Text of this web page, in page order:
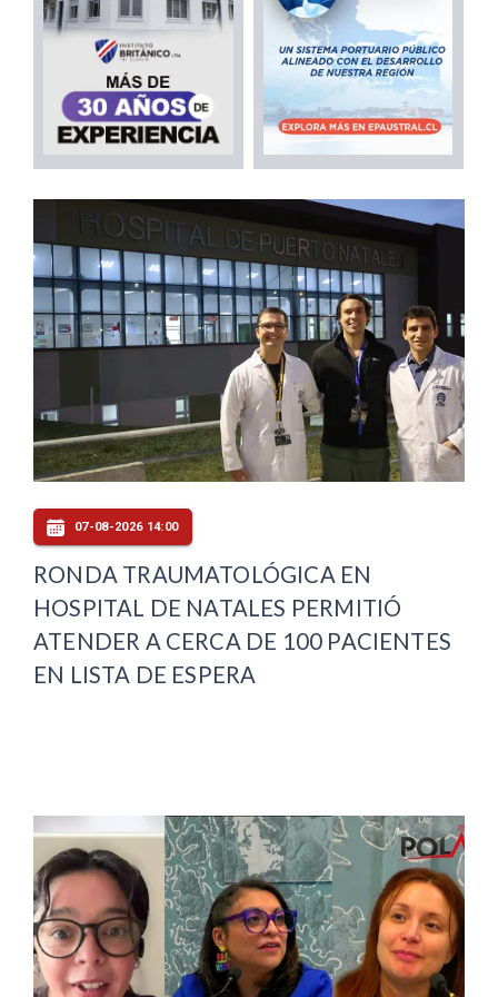
07-08-2026 14:00
RONDA TRAUMATOLÓGICA EN
HOSPITAL DE NATALES PERMITIÓ
ATENDER A CERCA DE 100 PACIENTES
EN LISTA DE ESPERA